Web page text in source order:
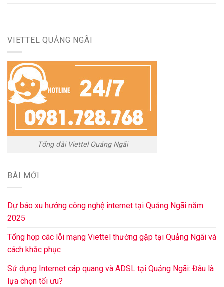
VIETTEL QUẢNG NGÃI
Tổng đài Viettel Quảng Ngãi
BÀI MỚI
Dự báo xu hướng công nghệ internet tại Quảng Ngãi năm
2025
Tổng hợp các lỗi mạng Viettel thường gặp tại Quảng Ngãi và
cách khắc phục
Sử dụng Internet cáp quang và ADSL tại Quảng Ngãi: Đâu là
lựa chọn tối ưu?